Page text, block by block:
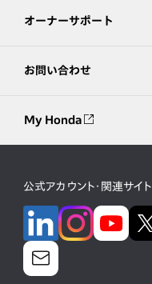
オーナーサポート
お問い合わせ
My Honda
公式アカウント・関連サイト